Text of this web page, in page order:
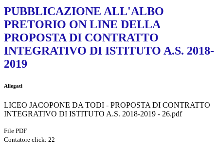
PUBBLICAZIONE ALL'ALBO
PRETORIO ON LINE DELLA
PROPOSTA DI CONTRATTO
INTEGRATIVO DI ISTITUTO A.S. 2018-
2019
Allegati
LICEO JACOPONE DA TODI - PROPOSTA DI CONTRATTO
INTEGRATIVO DI ISTITUTO A.S. 2018-2019 - 26.pdf
File PDF
Contatore click: 22